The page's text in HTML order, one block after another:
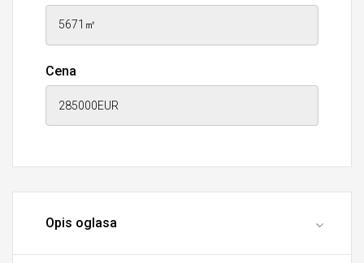
Cena
Opis oglasa